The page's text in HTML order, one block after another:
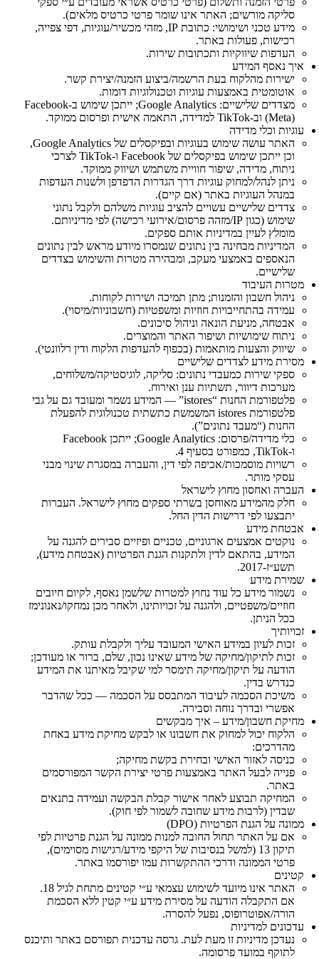
סליקה מורשים; האתר אינו שומר פרטי כרטיס מלאים).
מידע טכני ושימושי: כתובת IP, מזהי מכשיר/עוגיות, דפי צפייה,
רכישות, פעולות באתר.
העדפות שיווקיות ותכתובות שירות.
איך נאסף המידע
ישירות מהלקוח בעת הרשמה/ביצוע הזמנה/יצירת קשר.
אוטומטית באמצעות עוגיות וטכנולוגיות דומות.
מצדדים שלישיים: Google Analytics; ייתכן שימוש ב‑Facebook
(Meta) וב‑TikTok למדידה, התאמה אישית ופרסום ממוקד.
עוגיות וכלי מדידה
האתר עושה שימוש בעוגיות ובפיקסלים של Google Analytics,
וכן ייתכן שימוש בפיקסלים של Facebook ו‑TikTok לצרכי
ניתוח, מדידה, שיפור חוויית משתמש ושיווק ממוקד.
ניתן לנהל/למחוק עוגיות דרך הגדרות הדפדפן ולשנות העדפות
במנהל העוגיות באתר (אם קיים).
צדדים שלישיים עשויים להציב עוגיות משלהם ולקבל נתוני
שימוש (כגון IP/מזהה פרסום/אירועי רכישה) לפי מדיניותם.
מומלץ לעיין במדיניות אותם ספקים.
המדיניות מבחינה בין נתונים שנמסרו מיודע מראש לבין נתונים
הנאספים באמצעי מעקב, ומבהירה מטרות והשימוש בצדדים
שלישיים.
מטרות העיבוד
ניהול חשבון והזמנות; מתן תמיכה ושירות לקוחות.
עמידה בהתחייבויות חוזיות ומשפטיות (חשבוניות/מיסוי).
אבטחה, מניעת הונאה וניהול סיכונים.
ניתוח שימושיות ושיפור האתר והמוצרים.
שיווק והצעות מותאמות (בכפוף להעדפות הלקוח ודין רלוונטי).
מסירת מידע לצדדים שלישיים
ספקי שירות כמעבדי נתונים: סליקה, לוגיסטיקה/משלוחים,
מערכות דיוור, תשתיות ענן ואירוח.
פלטפורמת החנות “istores” — המידע נשמר ומעובד גם על גבי
פלטפורמת istores המשמשת כתשתית טכנולוגית להפעלת
החנות (“מעבד נתונים”).
כלי מדידה/פרסום: Google Analytics; ייתכן Facebook
ו‑TikTok, כמפורט בסעיף 4.
רשויות מוסמכות/אכיפה לפי דין, והעברה במסגרת שינוי מבני
עסקי מותר.
העברה ואחסון מחוץ לישראל
חלק מהמידע מאוחסן בשרתי ספקים מחוץ לישראל. העברות
יתבצעו לפי דרישות הדין החל.
אבטחת מידע
נוקטים אמצעים ארגוניים, טכניים ופיזיים סבירים להגנה על
המידע, בהתאם לדין ולתקנות הגנת הפרטיות (אבטחת מידע),
תשע״ז‑2017.
שמירת מידע
נשמור מידע כל עוד נחוץ למטרות שלשמן נאסף, לקיום חיובים
חוזיים/משפטיים, ולהגנה על זכויותינו, ולאחר מכן נמחקו/נאנונימז
ככל הניתן.
זכויותיך
זכות לעיון במידע האישי המעובד עליך ולקבלת עותק.
זכות לתיקון/מחיקה של מידע שאינו נכון, שלם, ברור או מעודכן;
הודעה על תיקון/מחיקה תימסר למי שקיבל מאיתנו את המידע
כנדרש בדין.
משיכת הסכמה לעיבוד המתבסס על הסכמה — ככל שהדבר
אפשרי ובדרך נוחה וסבירה.
מחיקת חשבון/מידע – איך מבקשים
הלקוח יכול למחוק את חשבונו או לבקש מחיקת מידע באחת
מהדרכים:
כניסה לאזור האישי ובחירת בקשת מחיקה;
פנייה לבעל האתר באמצעות פרטי יצירת הקשר המפורסמים
באתר.
המחיקה תבוצע לאחר אישור קבלת הבקשה ועמידה בתנאים
שבדין (לרבות מידע שחובה לשמור לפי חוק).
ממונה על הגנת הפרטיות (DPO)
אם על האתר תחול החובה למנות ממונה על הגנת פרטיות לפי
תיקון 13 (למשל בנסיבות של היקפי מידע/רגישות מסוימים),
פרטי הממונה ודרכי ההתקשרות עמו יפורסמו באתר.
קטינים
האתר אינו מיועד לשימוש עצמאִי ע״י קטינים מתחת לגיל 18.
אם התקבלה הודעה על מסירת מידע ע״י קטין ללא הסכמת
הורה/אפוטרופוס, נפעל להסרה.
עדכונים למדיניות
נעדכן מדיניות זו מעת לעת. גרסה עדכנית תפורסם באתר ותיכנס
לתוקף במועד פרסומה.